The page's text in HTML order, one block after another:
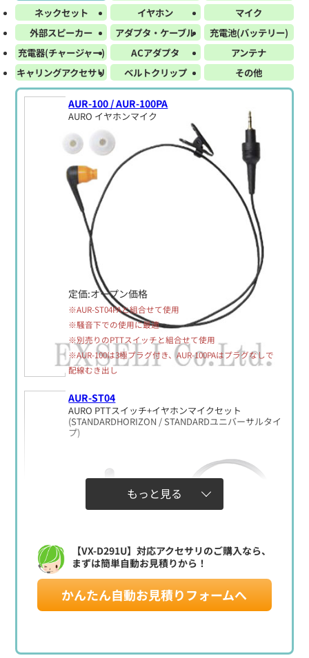
ネックセット
イヤホン
マイク
外部スピーカー
アダプタ・ケーブル
充電池(バッテリー)
充電器(チャージャー)
ACアダプタ
アンテナ
キャリングアクセサリ
ベルトクリップ その他
AUR-100 / AUR-100PA
AURO イヤホンマイク
定価:オープン価格
※AUR-ST04PAと組合せて使用
※騒音下での使用に最適
※別売りのPTTスイッチと組合せて使用
※AUR-100は3極プラグ付き、AUR-100PAはプラグなしで
配線むき出し
AUR-ST04
AURO PTTスイッチ+イヤホンマイクセット
(STANDARDHORIZON / STANDARDユニバーサルタイ
プ)
定価:44,500円(税別)
もっと見る
【VX-D291U】対応アクセサリのご購入なら、
まずは簡単自動お見積りから！
かんたん自動お見積りフォームへ